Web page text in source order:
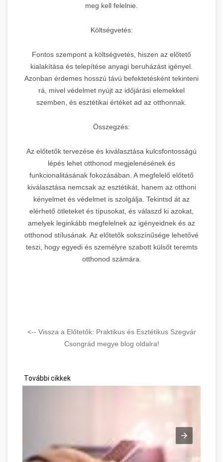
meg kell felelnie.
Költségvetés:
Fontos szempont a költségvetés, hiszen az előtető
kialakítása és telepítése anyagi beruházást igényel.
Azonban érdemes hosszú távú befektetésként tekinteni
rá, mivel védelmet nyújt az időjárási elemekkel
szemben, és esztétikai értéket ad az otthonnak.
Összegzés:
Az előtetők tervezése és kiválasztása kulcsfontosságú
lépés lehet otthonod megjelenésének és
funkcionalitásának fokozásában. A megfelelő előtető
kiválasztása nemcsak az esztétikát, hanem az otthoni
kényelmet és védelmet is szolgálja. Tekintsd át az
elérhető ötleteket és típusokat, és válaszd ki azokat,
amelyek leginkább megfelelnek az igényeidnek és az
otthonod stílusának. Az előtetők sokszínűsége lehetővé
teszi, hogy egyedi és személyre szabott külsőt teremts
otthonod számára.
<-- Vissza a Előtetők: Praktikus és Esztétikus Szegvár
Csongrád megye blog oldalra!
További cikkek